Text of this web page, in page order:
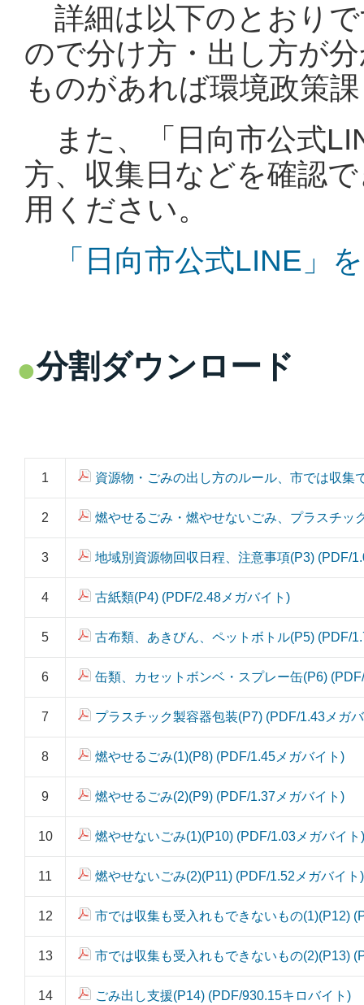
詳細は以下のとおり
ので分け方・出し方が
ものがあれば環境政策
また、「日向市公式
方、収集日などを確認
用ください。
「日向市公式LINE」
分割ダウンロード
1 資源物・ごみの出し方のルール、市では収集
2 燃やせるごみ・燃やせないごみ、プラスチッ
3 地域別資源物回収日程、注意事項(P3) (PDF/
4 古紙類(P4) (PDF/2.48メガバイト)
5 古布類、あきびん、ペットボトル(P5) (PDF/
6 缶類、カセットボンベ・スプレー缶(P6)
7 プラスチック製容器包装(P7) (PDF/1.43メガ
8 燃やせるごみ(1)(P8) (PDF/1.45メガバイト)
9 燃やせるごみ(2)(P9) (PDF/1.37メガバイト)
10 燃やせないごみ(1)(P10) (PDF/1.03メガバイト)
11 燃やせないごみ(2)(P11) (PDF/1.52メガバイト)
12 市では収集も受入れもできないもの(1)(P12)
13 市では収集も受入れもできないもの(2)(P13)
14 ごみ出し支援(P14) (PDF/930.15キロバイト)